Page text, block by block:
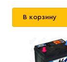
В корзину